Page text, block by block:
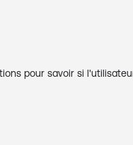
pour savoir si